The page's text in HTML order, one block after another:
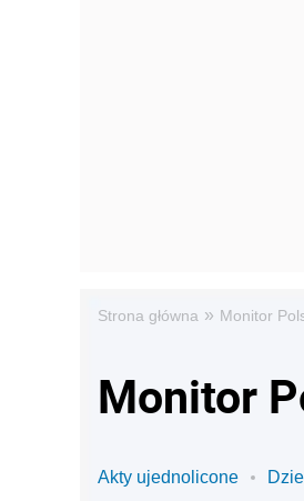
Strona główna » Monitor
Monitor
Akty ujednolicone